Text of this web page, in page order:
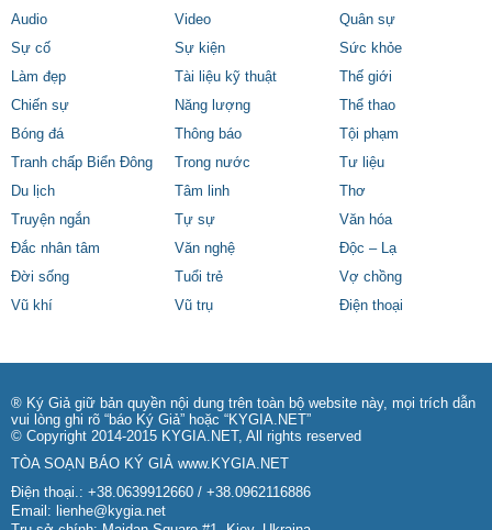
Audio
Video
Quân sự
Sự cố
Sự kiện
Sức khỏe
Làm đẹp
Tài liệu kỹ thuật
Thế giới
Chiến sự
Năng lượng
Thể thao
Bóng đá
Thông báo
Tội phạm
Tranh chấp Biển Đông
Trong nước
Tư liệu
Du lịch
Tâm linh
Thơ
Truyện ngắn
Tự sự
Văn hóa
Đắc nhân tâm
Văn nghệ
Độc – Lạ
Đời sống
Tuổi trẻ
Vợ chồng
Vũ khí
Vũ trụ Điện thoại
® Ký Giả giữ bản quyền nội dung trên toàn bộ website này, mọi trích dẫn
vui lòng ghi rõ “báo Ký Giả” hoặc “KYGIA.NET”
© Copyright 2014-2015 KYGIA.NET, All rights reserved
TÒA SOẠN BÁO KÝ GIẢ www.KYGIA.NET
Điện thoại.: +38.0639912660 / +38.0962116886
Email: lienhe@kygia.net